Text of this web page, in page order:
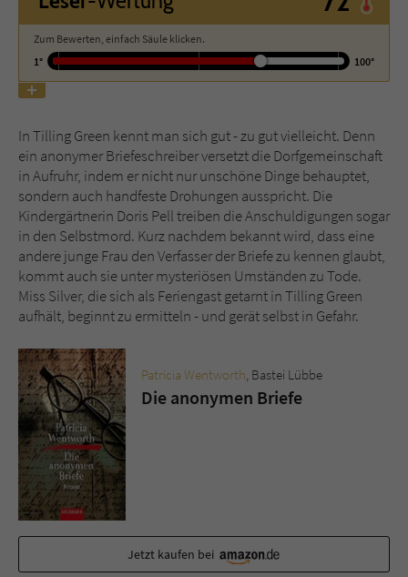
Zum Bewerten, einfach Säule klicken.
1°
100°
In Tilling Green kennt man sich gut - zu gut vielleicht. Denn
ein anonymer Briefeschreiber versetzt die Dorfgemeinschaft
in Aufruhr, indem er nicht nur unschöne Dinge behauptet,
sondern auch handfeste Drohungen ausspricht. Die
Kindergärtnerin Doris Pell treiben die Anschuldigungen sogar
in den Selbstmord. Kurz nachdem bekannt wird, dass eine
andere junge Frau den Verfasser der Briefe zu kennen glaubt,
kommt auch sie unter mysteriösen Umständen zu Tode.
Miss Silver, die sich als Feriengast getarnt in Tilling Green
aufhält, beginnt zu ermitteln - und gerät selbst in Gefahr.
Patricia Wentworth, Bastei Lübbe
Die anonymen Briefe
Jetzt kaufen bei
Name tx_pwcomments_ahash
Anbieter Literatur-Couch Medien GmbH & Co. KG
Laufzeit
Zweck Cookie für Kommentare einzelner Buchtitel
Name fe_typo_user
Anbieter Literatur-Couch Medien GmbH & Co. KG
Laufzeit Session
Zweck
Kommunikation der Webseite mit dem
Benutzer. Es wird benötigt um z. B. den
Sicherheitscode des Kontaktformulars zu